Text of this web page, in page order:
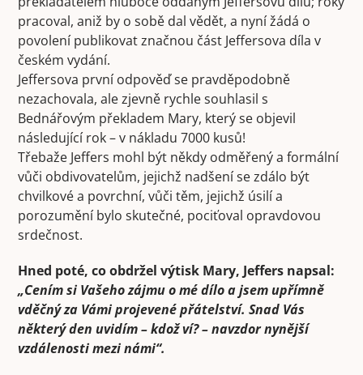
pracoval, aniž by o sobě dal vědět, a nyní žádá o
povolení publikovat značnou část Jeffersova díla v
českém vydání.
Jeffersova první odpověď se pravděpodobně
nezachovala, ale zjevně rychle souhlasil s
Bednářovým překladem Mary, který se objevil
následující rok – v nákladu 7000 kusů!
Třebaže Jeffers mohl být někdy odměřený a formální
vůči obdivovatelům, jejichž nadšení se zdálo být
chvilkové a povrchní, vůči těm, jejichž úsilí a
porozumění bylo skutečné, pociťoval opravdovou
srdečnost.
Hned poté, co obdržel výtisk Mary, Jeffers napsal:
„Cením si Vašeho zájmu o mé dílo a jsem upřímně
vděčný za Vámi projevené přátelství. Snad Vás
některý den uvidím – kdož ví? – navzdor nynější
vzdálenosti mezi námi“.